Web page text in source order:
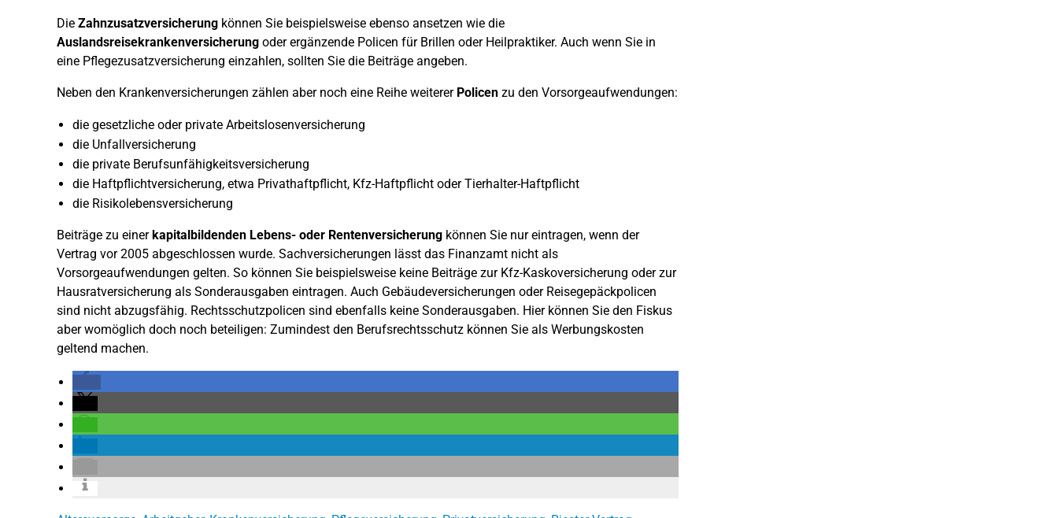
Die Zahnzusatzversicherung können Sie beispielsweise ebenso ansetzen wie die
Auslandsreisekrankenversicherung oder ergänzende Policen für Brillen oder Heilpraktiker. Auch wenn Sie in
eine Pflegezusatzversicherung einzahlen, sollten Sie die Beiträge angeben.
Neben den Krankenversicherungen zählen aber noch eine Reihe weiterer Policen zu den Vorsorgeaufwendungen:
die gesetzliche oder private Arbeitslosenversicherung
die Unfallversicherung
die private Berufsunfähigkeitsversicherung
die Haftpflichtversicherung, etwa Privathaftpflicht, Kfz-Haftpflicht oder Tierhalter-Haftpflicht
die Risikolebensversicherung
Beiträge zu einerkapitalbildenden Lebens- oder Rentenversicherung können Sie nur eintragen, wenn der
Vertrag vor 2005 abgeschlossen wurde. Sachversicherungen lässt das Finanzamt nicht als
Vorsorgeaufwendungen gelten. So können Sie beispielsweise keine Beiträge zur Kfz-Kaskoversicherung oder zur
Hausratversicherung als Sonderausgaben eintragen. Auch Gebäudeversicherungen oder Reisegepäckpolicen
sind nicht abzugsfähig. Rechtsschutzpolicen sind ebenfalls keine Sonderausgaben. Hier können Sie den Fiskus
aber womöglich doch noch beteiligen: Zumindest den Berufsrechtsschutz können Sie als Werbungskosten
geltend machen.